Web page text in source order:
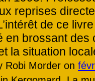
reprises
de ce
en brossant
la situation
Robi Morder on